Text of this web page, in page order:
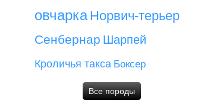
овчарка Норвич-терьер
Сенбернар Шарпей
Кроличья такса Боксер
Все породы